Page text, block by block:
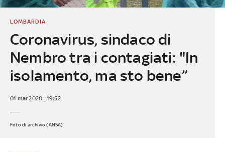
Coronavirus, sindaco di
Nembro tra i contagiati: "In
isolamento, ma sto bene”
LOMBARDIA
01 mar 2020 - 19:52
Foto di archivio (ANSA)